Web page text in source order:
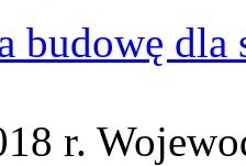
budowę
r.